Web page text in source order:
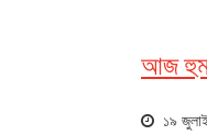
আজ
১৯